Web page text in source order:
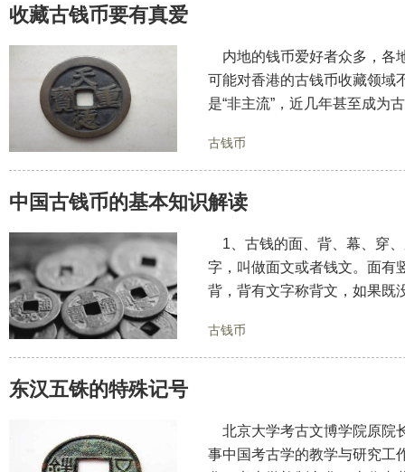
收藏古钱币要有真爱
内地的钱币爱好者众多，各
可能对香港的古钱币收藏领域
是“非主流”，近几年甚至成为
古钱币
中国古钱币的基本知识解读
1、古钱的面、背、幕、穿
字，叫做面文或者钱文。面有
背，背有文字称背文，如果既
古钱币
东汉五铢的特殊记号
北京大学考古文博学院原院
事中国考古学的教学与研究工